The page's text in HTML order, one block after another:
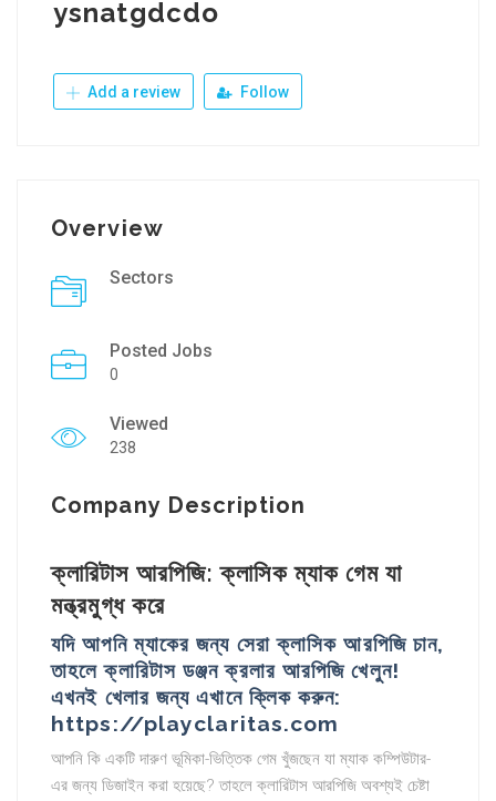
ysnatgdcdo
Add a review Follow
Overview
Sectors
Posted Jobs
0
Viewed
238
Company Description
ক্লারিটাস আরপিজি: ক্লাসিক ম্যাক গেম যা
মন্ত্রমুগ্ধ করে
যদি আপনি ম্যাকের জন্য সেরা ক্লাসিক আরপিজি চান,
তাহলে ক্লারিটাস ডঞ্জন ক্রলার আরপিজি খেলুন!
এখনই খেলার জন্য এখানে ক্লিক করুন:
https://playclaritas.com
আপনি কি একটি দারুণ ভূমিকা-ভিত্তিক গেম খুঁজছেন যা ম্যাক কম্পিউটার-
এর জন্য ডিজাইন করা হয়েছে? তাহলে ক্লারিটাস আরপিজি অবশ্যই চেষ্টা